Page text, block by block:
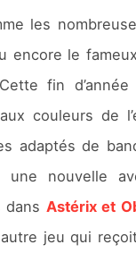
jeux
les
encore le fameux
fin
couleurs de
adaptés de
une nouvelle
dans Astérix et
autre jeu qui